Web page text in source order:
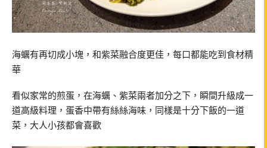
海蠣有再切成小塊，和紫菜融合度更佳，每口都能吃到食材精
華
看似家常的煎蛋，在海蠣、紫菜兩者加分之下，瞬間升級成一
道高級料理，蛋香中帶有絲絲海味，同樣是十分下飯的一道
菜，大人小孩都會喜歡